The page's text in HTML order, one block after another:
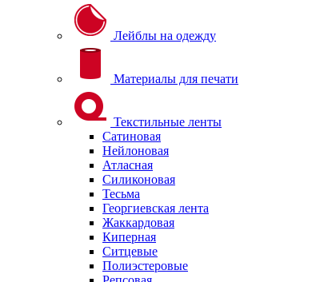
Лейблы на одежду
Материалы для печати
Текстильные ленты
Сатиновая
Нейлоновая
Атласная
Силиконовая
Тесьма
Георгиевская лента
Жаккардовая
Киперная
Ситцевые
Полиэстеровые